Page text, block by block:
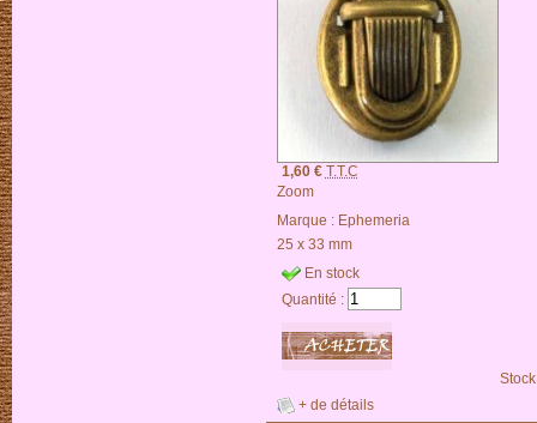
1,60 € T.T.C
Zoom
Marque : Ephemeria
25 x 33 mm
En stock
Quantité :
+ de détails